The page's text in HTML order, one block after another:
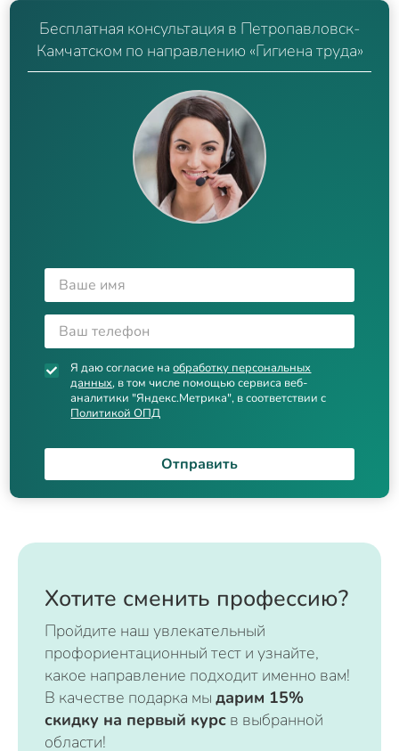
Бесплатная консультация в Петропавловск-
Камчатском по направлению «Гигиена труда»
Я даю согласие наобработку персональных
данных, в том числе помощью сервиса веб-
аналитики "Яндекс.Метрика", в соответствии с
Политикой ОПД
Отправить
Хотите сменить профессию?
Пройдите наш увлекательный
профориентационный тест и узнайте,
какое направление подходит именно вам!
В качестве подарка мы дарим 15%
скидку на первый курс в выбранной
области!